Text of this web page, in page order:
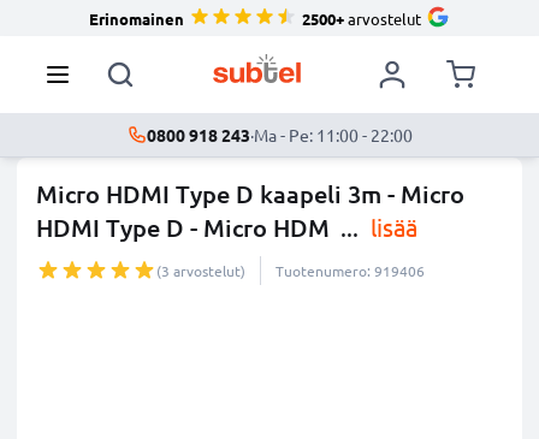
Erinomainen 2500+arvostelut
0800 918 243·Ma - Pe: 11:00 - 22:00
Micro HDMI Type D kaapeli 3m - Micro
HDMI Type D - Micro HDM ... lisää
(3 arvostelut) Tuotenumero: 919406